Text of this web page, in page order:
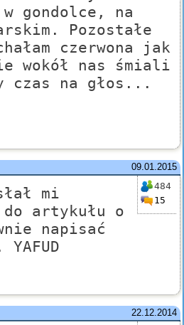
gondolce, na
Pozostałe
czerwona jak
wokół nas śmiali
czas na głos...
09.01.2015
484
15
mi
artykułu o
napisać
22.12.2014